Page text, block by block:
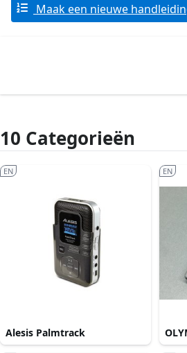
Maak een nieuwe
10 Categorieën
Alesis Palmtrack
EN EN